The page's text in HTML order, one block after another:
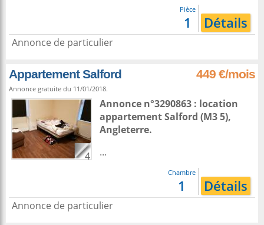
Pièce
1 Détails
Annonce de particulier
Appartement Salford 449 €/mois
Annonce gratuite du 11/01/2018.
4
Annonce n°3290863 : location
appartementSalford (M3 5),
Angleterre.
...
Chambre
1 Détails
Annonce de particulier